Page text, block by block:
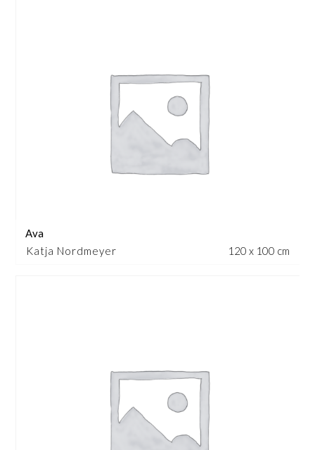
Katja Nordmeyer
Ava
120 x 100 cm